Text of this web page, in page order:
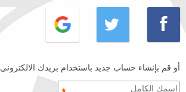
أو قم بإنشاء حساب جديد باستخدام بريدك الالكتروني